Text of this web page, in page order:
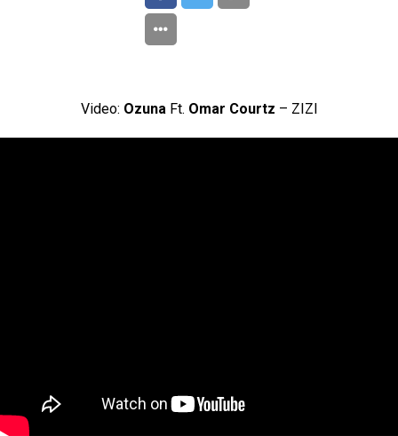
Video: Ozuna Ft. Omar Courtz – ZIZI